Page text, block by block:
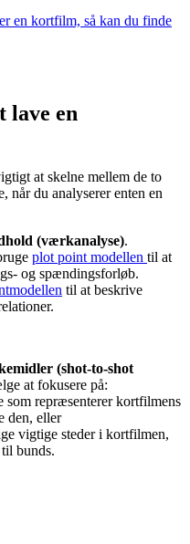
en kortfilm, så kan du finde
lave en
at skelne mellem de to
når du analyserer enten en
(værkanalyse).
plot point modellen til at
og spændingsforløb.
til at beskrive
(shot-to-shot
at fokusere på:
som repræsenterer kortfilmens
den, eller
vigtige steder i kortfilmen,
bunds.